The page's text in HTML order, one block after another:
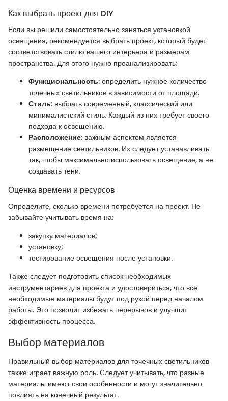
Как выбрать проект для DIY
Если вы решили самостоятельно заняться установкой
освещения, рекомендуется выбрать проект, который будет
соответствовать стилю вашего интерьера и размерам
пространства. Для этого нужно проанализировать:
Функциональность: определить нужное количество
точечных светильников в зависимости от площади.
Стиль: выбрать современный, классический или
минималистский стиль. Каждый из них требует своего
подхода к освещению.
Расположение: важным аспектом является
размещение светильников. Их следует устанавливать
так, чтобы максимально использовать освещение, а не
создавать тени.
Оценка времени и ресурсов
Определите, сколько времени потребуется на проект. Не
забывайте учитывать время на:
закупку материалов;
установку;
тестирование освещения после установки.
Также следует подготовить список необходимых
инструментариев для проекта и удостовериться, что все
необходимые материалы будут под рукой перед началом
работы. Это позволит избежать перерывов и улучшит
эффективность процесса.
Выбор материалов
Правильный выбор материалов для точечных светильников
также играет важную роль. Следует учитывать, что разные
материалы имеют свои особенности и могут значительно
повлиять на конечный результат.